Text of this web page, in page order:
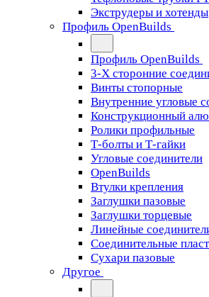
Экструдеры и хотенды
Профиль OpenBuilds
Профиль OpenBuilds
3-Х сторонние
Винты стопорные
Внутренние угловые
Конструкционный
Ролики профильные
Т-болты и Т-гайки
Угловые соединители
OpenBuilds
Втулки крепления
Заглушки пазовые
Заглушки торцевые
Линейные
Соединительные
Сухари пазовые
Другое